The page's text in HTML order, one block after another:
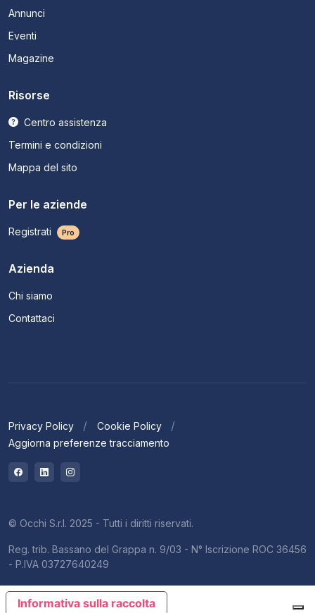
Annunci
Eventi
Magazine
Risorse
Centro assistenza
Termini e condizioni
Mappa del sito
Per le aziende
Registrati Pro
Azienda
Chi siamo
Contattaci
Privacy Policy
Cookie Policy
Aggiorna preferenze tracciamento
© Occhi S.r.l. 2025 - Tutti i diritti riservati.
Reg. trib. Bassano del Grappa n. 9/03 - N° Iscrizione ROC 36456
- P.IVA 03727640249
Informativa sulla raccolta